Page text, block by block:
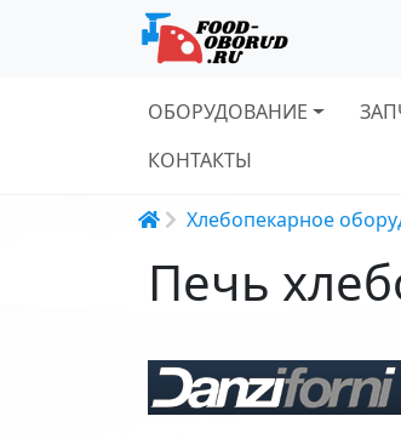
Основная навигация
ОБОРУДОВАНИЕ
КОНТАКТЫ
Строка
Хлебопекарное
Печь